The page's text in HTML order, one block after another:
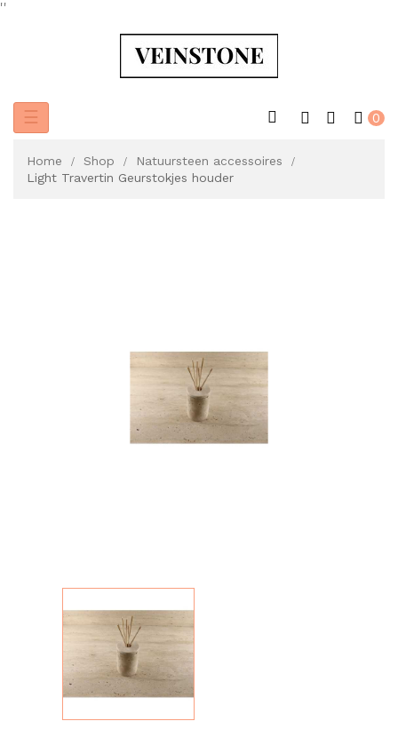
''
Toggle
☰ 0
Home Shop
Natuursteen accessoires
Light Travertin Geurstokjes houder